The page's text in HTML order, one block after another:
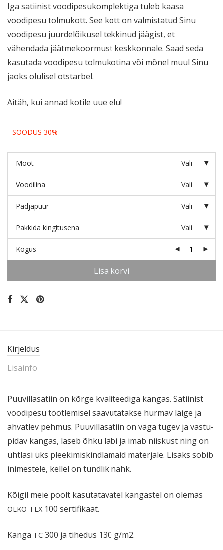
Iga satiinist voodipesukomplektiga tuleb kaasa
voodipesu tolmukott. See kott on valmistatud Sinu
voodipesu juurdelõikusel tekkinud jäägist, et
vähendada jäätmekoormust keskkonnale. Saad seda
kasutada voodipesu tolmukotina või mõnel muul Sinu
jaoks olulisel otstarbel.
Aitäh, kui annad kotile uue elu!
SOODUS 30%
Mõõt Vali
Voodilina Vali
Padjapüür Vali
Pakkida kingitusena Vali
Kogus
Lisa korvi
Kirjeldus
Lisainfo
Puuvil­la­satiin on kõrge kvali­teediga kangas. Satiinist
voodipesu töötle­misel saavu­ta­takse hurmav läige ja
ahvatlev pehmus. Puuvil­la­satiin on väga tugev ja vastu­
pidav kangas, laseb õhku läbi ja imab niiskust ning on
ühtlasi üks pleeki­mis­kind­lamaid materjale. Lisaks sobib
inimestele, kellel on tundlik nahk.
Kõigil meie poolt kasuta­ta­vatel kangastel on olemas
OEKO-TEX 100 sertifikaat.
Kanga TC 300 ja tihedus 130 g/m2.